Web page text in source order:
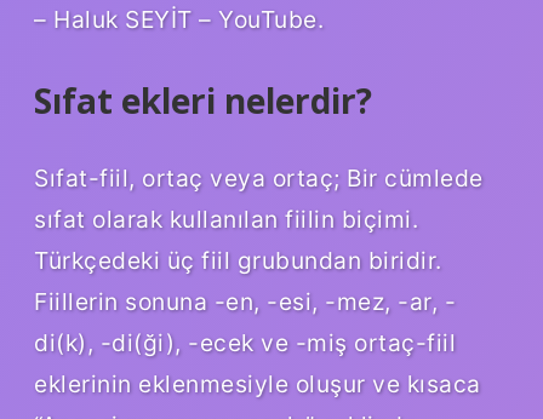
– Haluk SEYİT – YouTube.
Sıfat ekleri nelerdir?
Sıfat-fiil, ortaç veya ortaç; Bir cümlede
sıfat olarak kullanılan fiilin biçimi.
Türkçedeki üç fiil grubundan biridir.
Fiillerin sonuna -en, -esi, -mez, -ar, -
di(k), -di(ği), -ecek ve -miş ortaç-fiil
eklerinin eklenmesiyle oluşur ve kısaca